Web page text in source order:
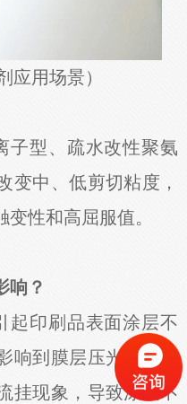
应用场景）
子型、疏水改性聚氨
变中、低剪切粘度，
性和高屈服值。
响？
起印刷品表面涂层不
响到膜层压光后的平
挂现象，导致涂层不